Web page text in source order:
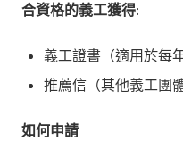
合資格的義工獲得:
義工證書（適用於每
推薦信（其他義工團體
如何申請